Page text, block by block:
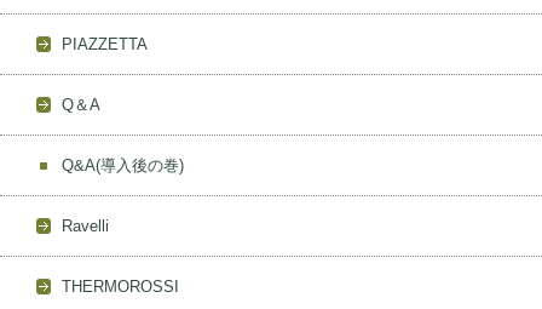
PIAZZETTA
Q＆A
Q&A(導入後の巻)
Ravelli
THERMOROSSI